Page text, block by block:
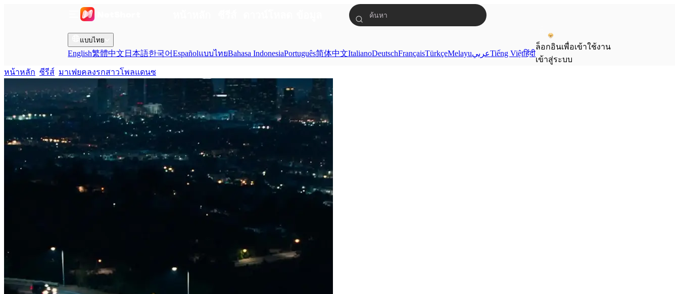
แบบไทย
English繁體中文 日本語한국어EspañolแบบไทยBahasa IndonesiaPortuguês简体中文ItalianoDeutschFrançaisTürkçeMelayuعربيTiếng Việtहिंदी
ล็อกอินเพื่อเข้าใช้งาน
เข้าสู่ระบบ
หน้าหลัก ซีรีส์ มาเฟยคลงรกสาวโพลแดนซ